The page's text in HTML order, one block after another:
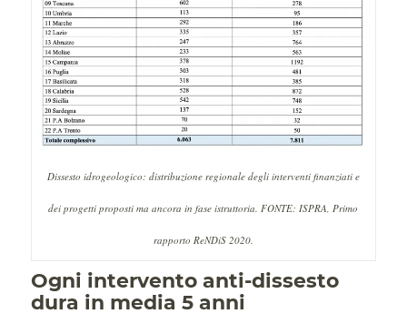
Dissesto idrogeologico: distribuzione regionale degli interventi finanziati e
dei progetti proposti ma ancora in fase istruttoria. FONTE: ISPRA, Primo
rapporto ReNDiS 2020.
Ogni intervento anti-dissesto
dura in media 5 anni